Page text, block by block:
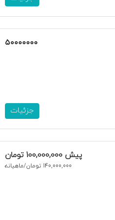
۵۰۰۰۰۰۰۰
جزئیات
پیش 100,000,000 تومان
140,000,000 تومان /ماهیانه